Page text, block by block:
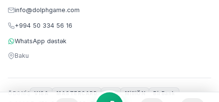
info@dolphgame.com
+994 50 334 56 16
WhatsApp dəstək
Baku
ÖDƏNIŞ VISA MASTERCARD m10 MilliÖN BirBank